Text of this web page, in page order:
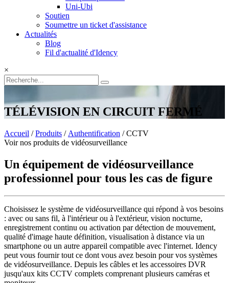
Uni-Ubi
Soutien
Soumettre un ticket d'assistance
Actualités
Blog
Fil d'actualité d'Idency
×
TÉLÉVISION EN CIRCUIT FERMÉ
Accueil /Produits / Authentification / CCTV
Voir nos produits de vidéosurveillance
Un équipement de vidéosurveillance
professionnel pour tous les cas de figure
Choisissez le système de vidéosurveillance qui répond à vos besoins
: avec ou sans fil, à l'intérieur ou à l'extérieur, vision nocturne,
enregistrement continu ou activation par détection de mouvement,
qualité d'image haute définition, visualisation à distance via un
smartphone ou un autre appareil compatible avec l'internet. Idency
peut vous fournir tout ce dont vous avez besoin pour vos systèmes
de vidéosurveillance. Depuis les câbles et les accessoires DVR
jusqu'aux kits CCTV complets comprenant plusieurs caméras et